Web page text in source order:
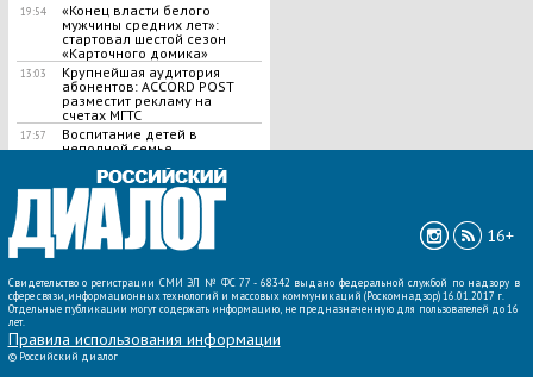
19:54
«Конец власти белого
мужчины средних лет»:
стартовал шестой сезон
«Карточного домика»
13:03
Крупнейшая аудитория
абонентов: ACCORD POST
разместит рекламу на
счетах МГТС
17:57
Воспитание детей в
неполной семье
ВСЕ НОВОСТИ »
16+
Свидетельство о регистрации СМИ ЭЛ № ФС 77 - 68342 выдано федеральной службой по надзору в
сфере связи, информационных технологий и массовых коммуникаций (Роскомнадзор) 16.01.2017 г.
Отдельные публикации могут содержать информацию, не предназначенную для пользователей до 16
лет.
Правила использования информации
© Российский диалог